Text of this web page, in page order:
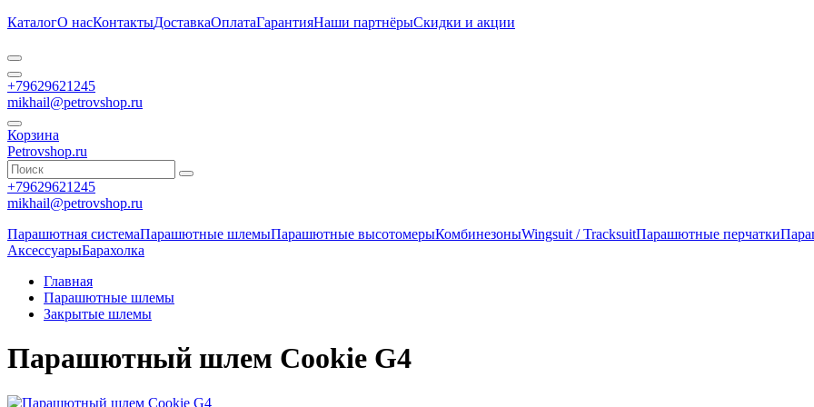
КаталогО насКонтактыДоставкаОплатаГарантияНаши партнёрыСкидки и акции
+79629621245
mikhail@petrovshop.ru
Корзина
Petrovshop.ru
+79629621245
mikhail@petrovshop.ru
Парашютная системаПарашютные шлемыПарашютные высотомерыКомбинезоныWingsuit / TracksuitПарашютные перчатки
АксессуарыБарахолка
Главная
Парашютные шлемы
Закрытые шлемы
Парашютный шлем Cookie G4